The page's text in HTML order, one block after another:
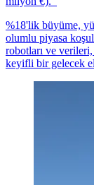
%18'lik büyüme,
olumlu piyasa
robotları ve
keyifli bir gelecek